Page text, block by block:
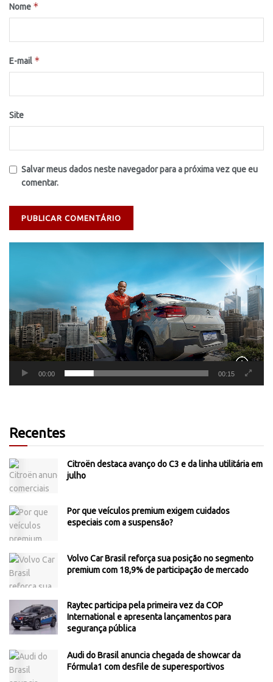
Nome *
E-mail *
Site
Salvar meus dados neste navegador para a próxima vez que eu
comentar.
00:00 00:15
Recentes
Citroën destaca avanço do C3 e da linha utilitária em
julho
Por que veículos premium exigem cuidados
especiais com a suspensão?
Volvo Car Brasil reforça sua posição no segmento
premium com 18,9% de participação de mercado
Raytec participa pela primeira vez da COP
International e apresenta lançamentos para
segurança pública
Audi do Brasil anuncia chegada de showcar da
Fórmula1 com desfile de superesportivos